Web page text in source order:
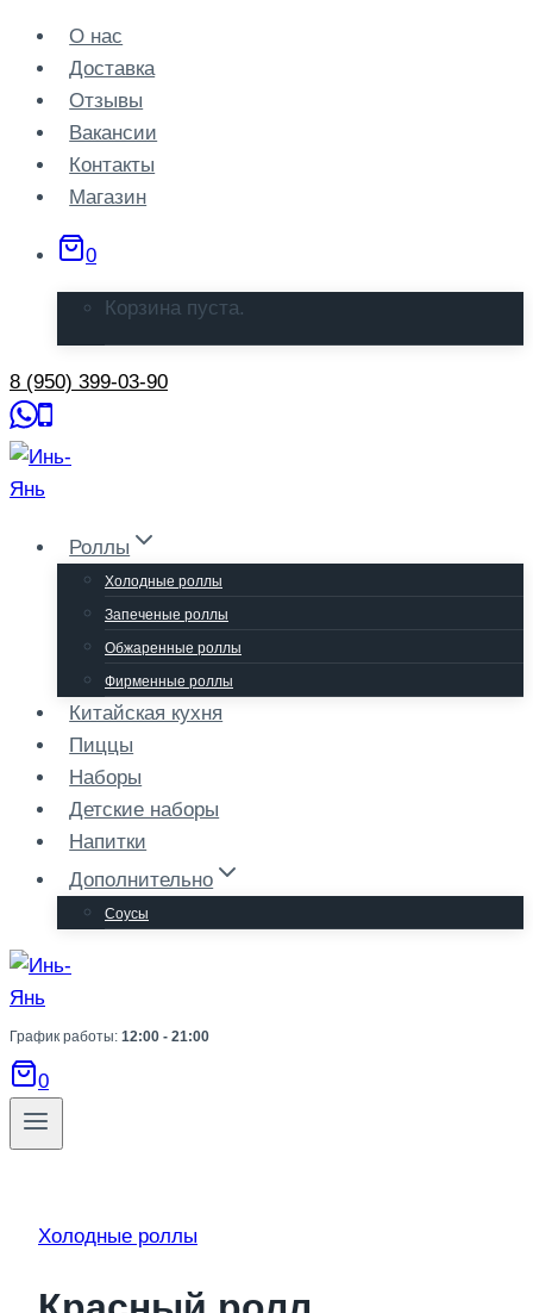
Перейти
содержанию
О нас
Доставка
Отзывы
Вакансии
Контакты
Магазин
0
Корзина пуста.
8 (950) 399-03-90
Роллы
Холодные роллы
Запеченые роллы
Обжаренные роллы
Фирменные роллы
Китайская кухня
Пиццы
Наборы
Детские наборы
Напитки
Дополнительно
Соусы
График работы: 12:00 - 21:00
0
Холодные роллы